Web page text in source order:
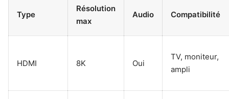
Type
Résolution
max
Audio Compatibilité
HDMI 8K Oui
TV, moniteur,
ampli